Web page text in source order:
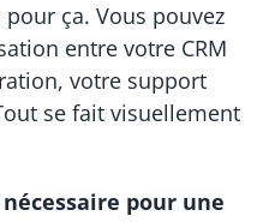
ça. Vous pouvez
entre votre CRM
votre support
se fait visuellement
pour une